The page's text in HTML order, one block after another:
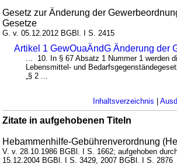
Gesetz zur Änderung der
Gesetze
G. v. 05.12.2012 BGBl. I S. 2415
Artikel 1 GewOuaÄndG Änderung der
... 10. In § 67 Absatz 1 Nummer 1 werden
Lebensmittel- und
„§ 2 ...
Inhaltsverzeichnis |
Zitate in aufgehobenen Titeln
Hebammenhilfe-Gebührenverordnung
V. v. 28.10.1986 BGBl. I S. 1662; aufgehoben
15.12.2004 BGBl. I S. 3429, 2007 BGBl. I S. 2876